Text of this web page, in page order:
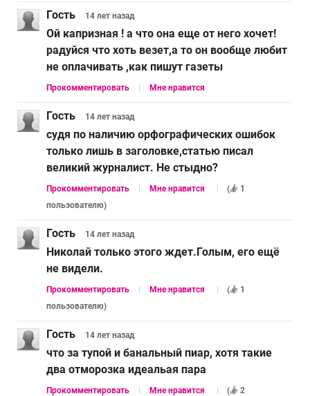
Гость 14 лет назад
Ой капризная ! а что она еще от него хочет!
радуйся что хоть везет,а то он вообще любит
не оплачивать ,как пишут газеты
Прокомментировать Мне нравится
Гость 14 лет назад
судя по наличию орфографических ошибок
только лишь в заголовке,статью писал
великий журналист. Не стыдно?
Прокомментировать Мне нравится (
1
пользователю)
Гость 14 лет назад
Николай только этого ждет.Голым, его ещё
не видели.
Прокомментировать Мне нравится (
1
пользователю)
Гость 14 лет назад
что за тупой и банальный пиар, хотя такие
два отморозка идеальая пара
Прокомментировать Мне нравится (
2